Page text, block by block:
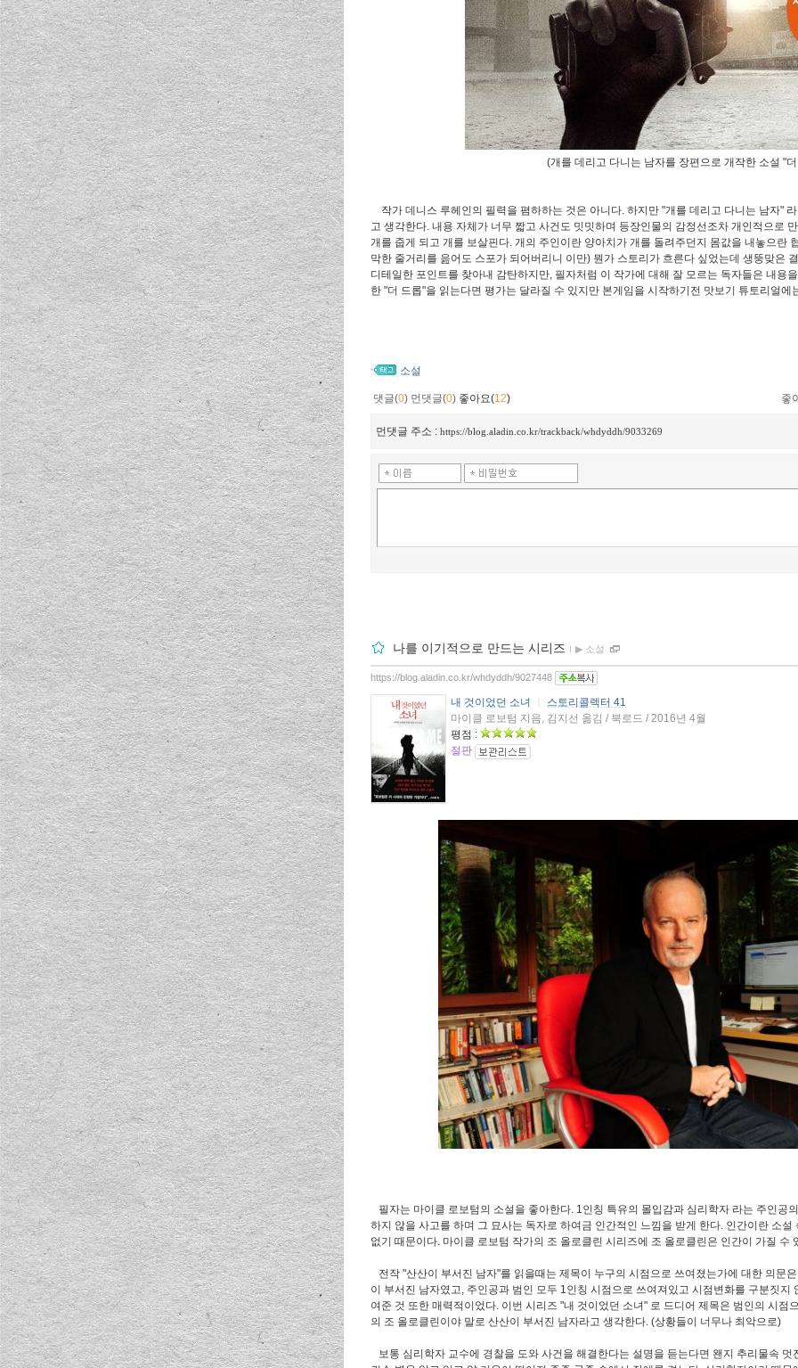
(개를 데리고 다니는 남자를 장편으로 개작한 소설 "
작가 데니스 루헤인의 필력을 폄하하는 것은 아니다. 하지만 "개를 데리고 다니는 남자"
고 생각한다. 내용 자체가 너무 짧고 사건도 밋밋하며 등장인물의 감정선조차 개인적으로
개를 줍게 되고 개를 보살핀다. 개의 주인이란 양아치가 개를 돌려주던지 몸값을 내놓으란
막한 줄거리를 읊어도 스포가 되어버리니 이만) 뭔가 스토리가 흐른다 싶었는데 생뚱맞은
디테일한 포인트를 찾아내 감탄하지만, 필자처럼 이 작가에 대해 잘 모르는 독자들은 내용
한 "더 드롭"을 읽는다면 평가는 달라질 수 있지만 본게임을 시작하기전 맛보기 튜토리얼에
소설
댓글(0) 먼댓글(0) 좋아요(12) 좋
먼댓글 주소 : https://blog.aladin.co.kr/trackback/whdyddh/9033269
나를 이기적으로 만드는 시리즈 ｌ ▶ 소설
https://blog.aladin.co.kr/whdyddh/9027448
내 것이었던 소녀
스토리콜렉터 41
마이클 로보텀 지음, 김지선 옮김 / 북로드 / 2016년 4월
평점 :
절판
필자는 마이클 로보텀의 소설을 좋아한다. 1인칭 특유의 몰입감과 심리학자 라는 주인공
하지 않을 사고를 하며 그 묘사는 독자로 하여금 인간적인 느낌을 받게 한다. 인간이란 소
없기 때문이다. 마이클 로보텀 작가의 조 올로클린 시리즈에 조 올로클린은 인간이 가질 수
전작 "산산이 부서진 남자"를 읽을때는 제목이 누구의 시점으로 쓰여졌는가에 대한 의문
이 부서진 남자였고, 주인공과 범인 모두 1인칭 시점으로 쓰여져있고 시점변화를 구분짓지
여준 것 또한 매력적이었다. 이번 시리즈 "내 것이었던 소녀" 로 드디어 제목은 범인의 시점
의 조 올로클린이야 말로 산산이 부서진 남자라고 생각한다. (상황들이 너무나 최악으로)
보통 심리학자 교수에 경찰을 도와 사건을 해결한다는 설명을 듣는다면 왠지 추리물속